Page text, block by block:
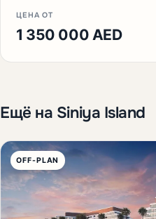
ЦЕНА ОТ
1 350 000 AED
Ещё на Siniya Island
OFF-PLAN